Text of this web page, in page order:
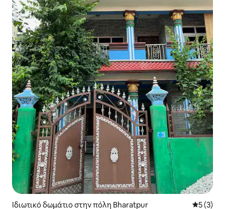
Ιδιωτικό δωμάτιο στην πόλη Bharatpur Μέση
5 (3)